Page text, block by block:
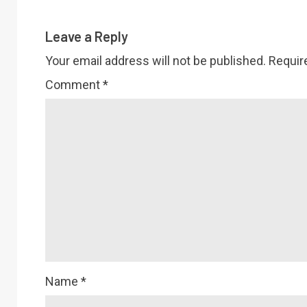
Leave a Reply
Your email address will not be published.
Comment*
Name *